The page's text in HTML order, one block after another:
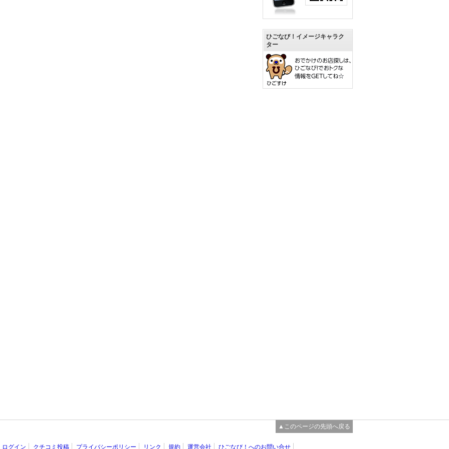
ひごなび！イメージキャラク
ター
▲このページの先頭へ戻る
ログイン クチコミ投稿 プライバシーポリシー リンク 規約 運営会社 ひごなび！へのお問い合せ